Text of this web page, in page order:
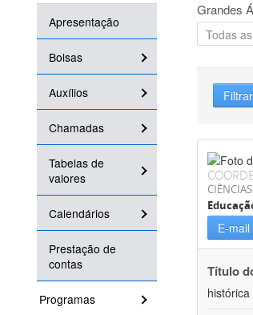
Apresentação
Bolsas
Auxílios
Chamadas
Tabelas de
valores
Calendários
Prestação de
contas
Programas
Grandes
Filtrar
E-mail
Título
histórica